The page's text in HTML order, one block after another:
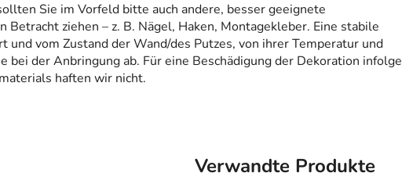
Sie im Vorfeld bitte auch andere, besser geeignete
ziehen – z. B. Nägel, Haken, Montagekleber. Eine stabile
und vom Zustand der Wand/des Putzes, von ihrer Temperatur und
bei der Anbringung ab. Für eine Beschädigung der Dekoration infolge
haften wir nicht.
Verwandte Produkte